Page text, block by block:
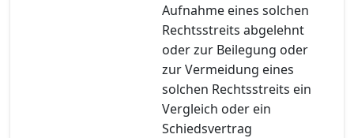
Aufnahme eines solchen
Rechtsstreits abgelehnt
oder zur Beilegung oder
zur Vermeidung eines
solchen Rechtsstreits ein
Vergleich oder ein
Schiedsvertrag